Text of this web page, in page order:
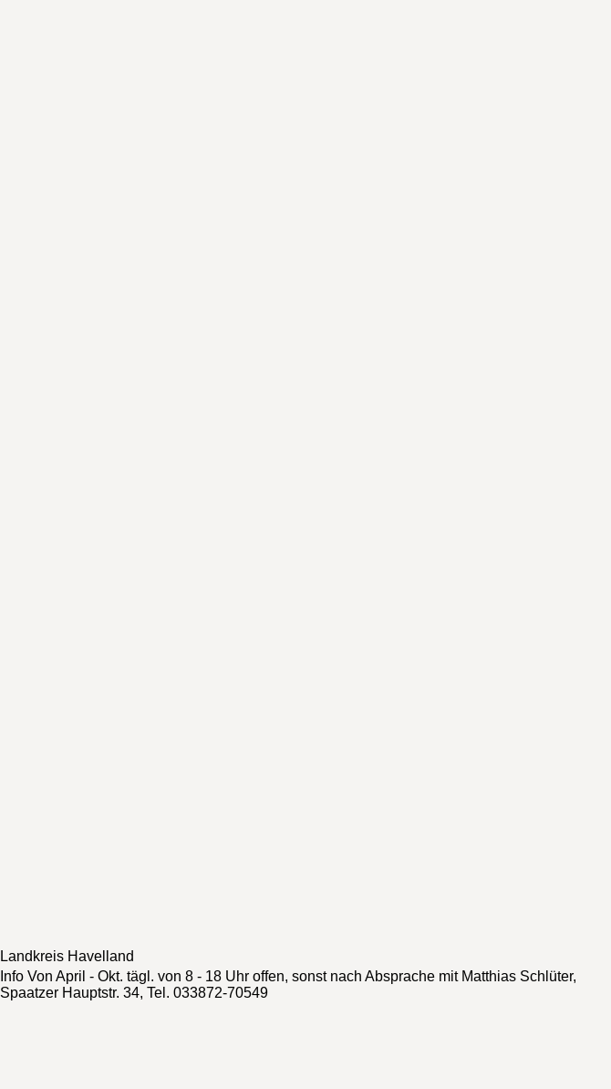
Landkreis Havelland
Info Von April - Okt. tägl. von 8 - 18 Uhr offen, sonst nach Absprache mit Matthias Schlüter,
Spaatzer Hauptstr. 34, Tel. 033872-70549